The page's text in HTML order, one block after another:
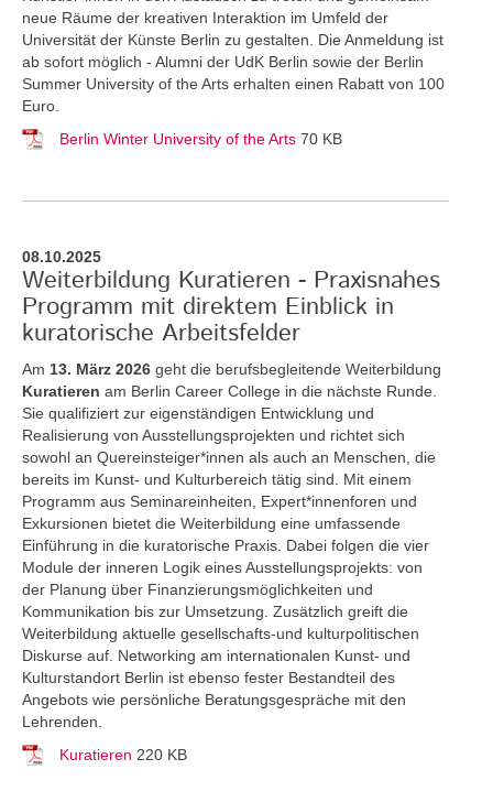
neue Räume der kreativen Interaktion im Umfeld der
Universität der Künste Berlin zu gestalten. Die Anmeldung ist
ab sofort möglich - Alumni der UdK Berlin sowie der Berlin
Summer University of the Arts erhalten einen Rabatt von 100
Euro.
Berlin Winter University of the Arts 70 KB
08.10.2025
Weiterbildung Kuratieren - Praxisnahes
Programm mit direktem Einblick in
kuratorische Arbeitsfelder
Am 13. März 2026 geht die berufsbegleitende Weiterbildung
Kuratieren am Berlin Career College in die nächste Runde.
Sie qualifiziert zur eigenständigen Entwicklung und
Realisierung von Ausstellungsprojekten und richtet sich
sowohl an Quereinsteiger*innen als auch an Menschen, die
bereits im Kunst- und Kulturbereich tätig sind. Mit einem
Programm aus Seminareinheiten, Expert*innenforen und
Exkursionen bietet die Weiterbildung eine umfassende
Einführung in die kuratorische Praxis. Dabei folgen die vier
Module der inneren Logik eines Ausstellungsprojekts: von
der Planung über Finanzierungsmöglichkeiten und
Kommunikation bis zur Umsetzung. Zusätzlich greift die
Weiterbildung aktuelle gesellschafts-und kulturpolitischen
Diskurse auf. Networking am internationalen Kunst- und
Kulturstandort Berlin ist ebenso fester Bestandteil des
Angebots wie persönliche Beratungsgespräche mit den
Lehrenden.
Kuratieren 220 KB